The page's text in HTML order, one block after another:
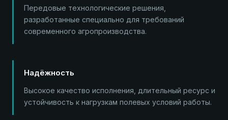
Передовые технологические решения,
разработанные специально для требований
современного агропроизводства.
Надёжность
Высокое качество исполнения, длительный ресурс и
устойчивость к нагрузкам полевых условий работы.